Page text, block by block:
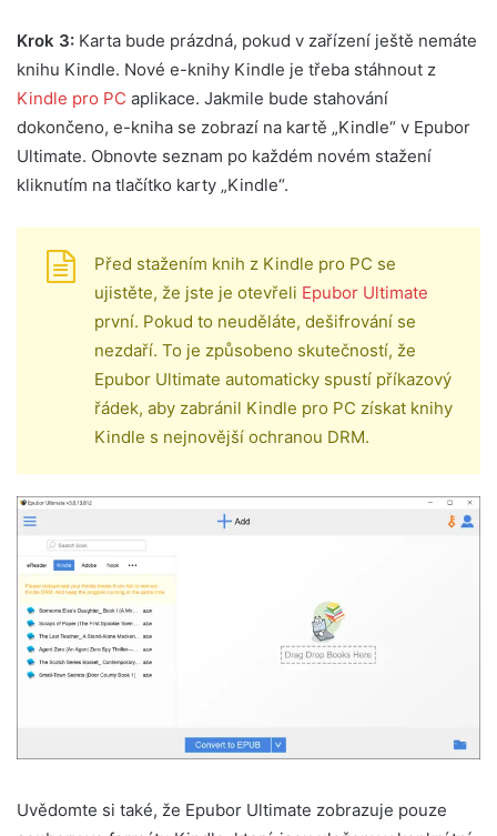
Krok 3: Karta bude prázdná, pokud v zařízení ještě nemáte
knihu Kindle. Nové e-knihy Kindle je třeba stáhnout z
Kindle pro PC aplikace. Jakmile bude stahování
dokončeno, e-kniha se zobrazí na kartě „Kindle“ v Epubor
Ultimate. Obnovte seznam po každém novém stažení
kliknutím na tlačítko karty „Kindle“.
Před stažením knih z Kindle pro PC se
ujistěte, že jste je otevřeli Epubor Ultimate
první. Pokud to neuděláte, dešifrování se
nezdaří. To je způsobeno skutečností, že
Epubor Ultimate automaticky spustí příkazový
řádek, aby zabránil Kindle pro PC získat knihy
Kindle s nejnovější ochranou DRM.
Uvědomte si také, že Epubor Ultimate zobrazuje pouze